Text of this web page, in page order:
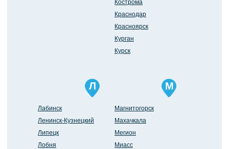
Кострома
Краснодар
Красноярск
Курган
Курск
Л
Лабинск
Ленинск-Кузнецкий
Липецк
Лобня
М
Магнитогорск
Махачкала
Мегион
Миасс